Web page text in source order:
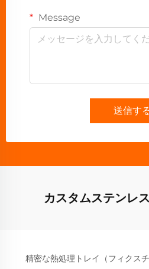
Message
送信す
カスタムステンレ
精密な熱処理トレイ（フィクスチ